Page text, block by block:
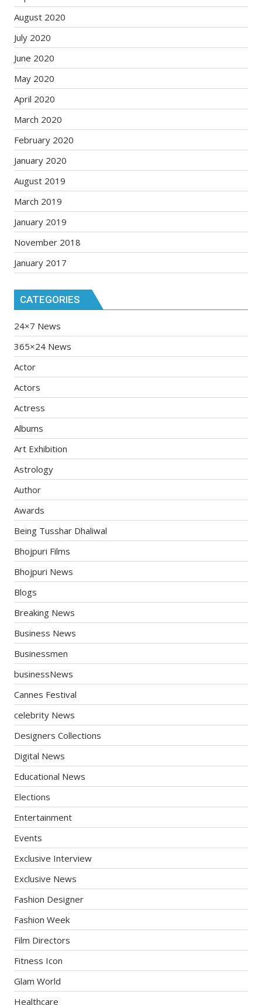
August 2020
July 2020
June 2020
May 2020
April 2020
March 2020
February 2020
January 2020
August 2019
March 2019
January 2019
November 2018
January 2017
CATEGORIES
24×7 News
365×24 News
Actor
Actors
Actress
Albums
Art Exhibition
Astrology
Author
Awards
Being Tusshar Dhaliwal
Bhojpuri Films
Bhojpuri News
Blogs
Breaking News
Business News
Businessmen
businessNews
Cannes Festival
celebrity News
Designers Collections
Digital News
Educational News
Elections
Entertainment
Events
Exclusive Interview
Exclusive News
Fashion Designer
Fashion Week
Film Directors
Fitness Icon
Glam World
Healthcare